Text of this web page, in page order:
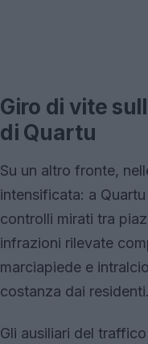
Giro di vite
di Quartu
Su un altro fronte,
intensificata: a
controlli mirati tra
infrazioni rilevate
marciapiede e
costanza dai residenti.
Gli ausiliari del